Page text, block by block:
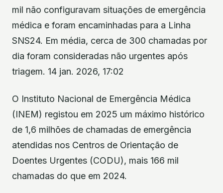
mil não configuravam situações de emergência
médica e foram encaminhadas para a Linha
SNS24. Em média, cerca de 300 chamadas por
dia foram consideradas não urgentes após
triagem. 14 jan. 2026, 17:02
O Instituto Nacional de Emergência Médica
(INEM) registou em 2025 um máximo histórico
de 1,6 milhões de chamadas de emergência
atendidas nos Centros de Orientação de
Doentes Urgentes (CODU), mais 166 mil
chamadas do que em 2024.